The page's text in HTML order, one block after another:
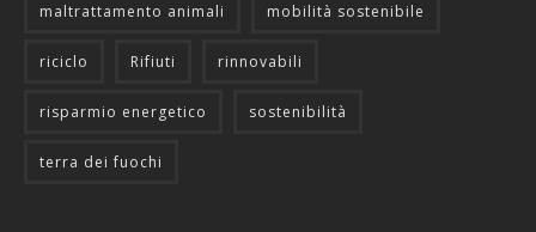
maltrattamento animali mobilità sostenibile
riciclo Rifiuti rinnovabili
risparmio energetico sostenibilità
terra dei fuochi